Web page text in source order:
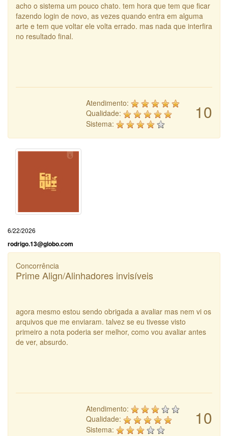
acho o sistema um pouco chato. tem hora que tem que ficar
fazendo login de novo, as vezes quando entra em alguma
arte e tem que voltar ele volta errado. mas nada que interfira
no resultado final.
10
Atendimento:
Qualidade:
Sistema:
6/22/2026
rodrigo.13@globo.com
Concorrência
Prime Align/Alinhadores invisíveis
agora mesmo estou sendo obrigada a avaliar mas nem vi os
arquivos que me enviaram. talvez se eu tivesse visto
primeiro a nota poderia ser melhor, como vou avaliar antes
de ver, absurdo.
10
Atendimento:
Qualidade:
Sistema: